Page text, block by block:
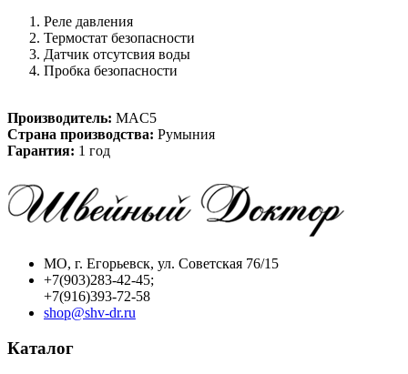
Реле давления
Термостат безопасности
Датчик отсутсвия воды
Пробка безопасности
Производитель: MAC5
Страна производства: Румыния
Гарантия: 1 год
МО, г. Егорьевск, ул. Советская 76/15
+7(903)283-42-45;
+7(916)393-72-58
shop@shv-dr.ru
Каталог